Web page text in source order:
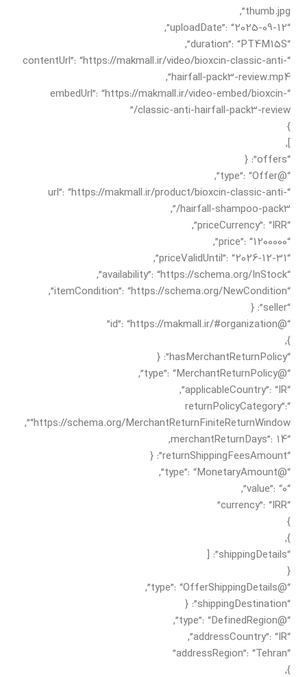
thumb.jpg”,
“uploadDate”: “2025-09-12”,
“duration”: “PT4M15S”,
“contentUrl”: “https://makmall.ir/video/bioxcin-classic-anti-
hairfall-pack3-review.mp4”,
“embedUrl”: “https://makmall.ir/video-embed/bioxcin-
classic-anti-hairfall-pack3-review/”
}
],
“offers”: {
“@type”: “Offer”,
“url”: “https://makmall.ir/product/bioxcin-classic-anti-
hairfall-shampoo-pack3/”,
“priceCurrency”: “IRR”,
“price”: “1200000”,
“priceValidUntil”: “2026-12-31”,
“availability”: “https://schema.org/InStock”,
“itemCondition”: “https://schema.org/NewCondition”,
“seller”: {
“@id”: “https://makmall.ir/#organization”
},
“hasMerchantReturnPolicy”: {
“@type”: “MerchantReturnPolicy”,
“applicableCountry”: “IR”,
“returnPolicyCategory”:
“https://schema.org/MerchantReturnFiniteReturnWindow”,
“merchantReturnDays”: 14,
“returnShippingFeesAmount”: {
“@type”: “MonetaryAmount”,
“value”: “0”,
“currency”: “IRR”
}
},
“shippingDetails”: [
{
“@type”: “OfferShippingDetails”,
“shippingDestination”: {
“@type”: “DefinedRegion”,
“addressCountry”: “IR”,
“addressRegion”: “Tehran”
},